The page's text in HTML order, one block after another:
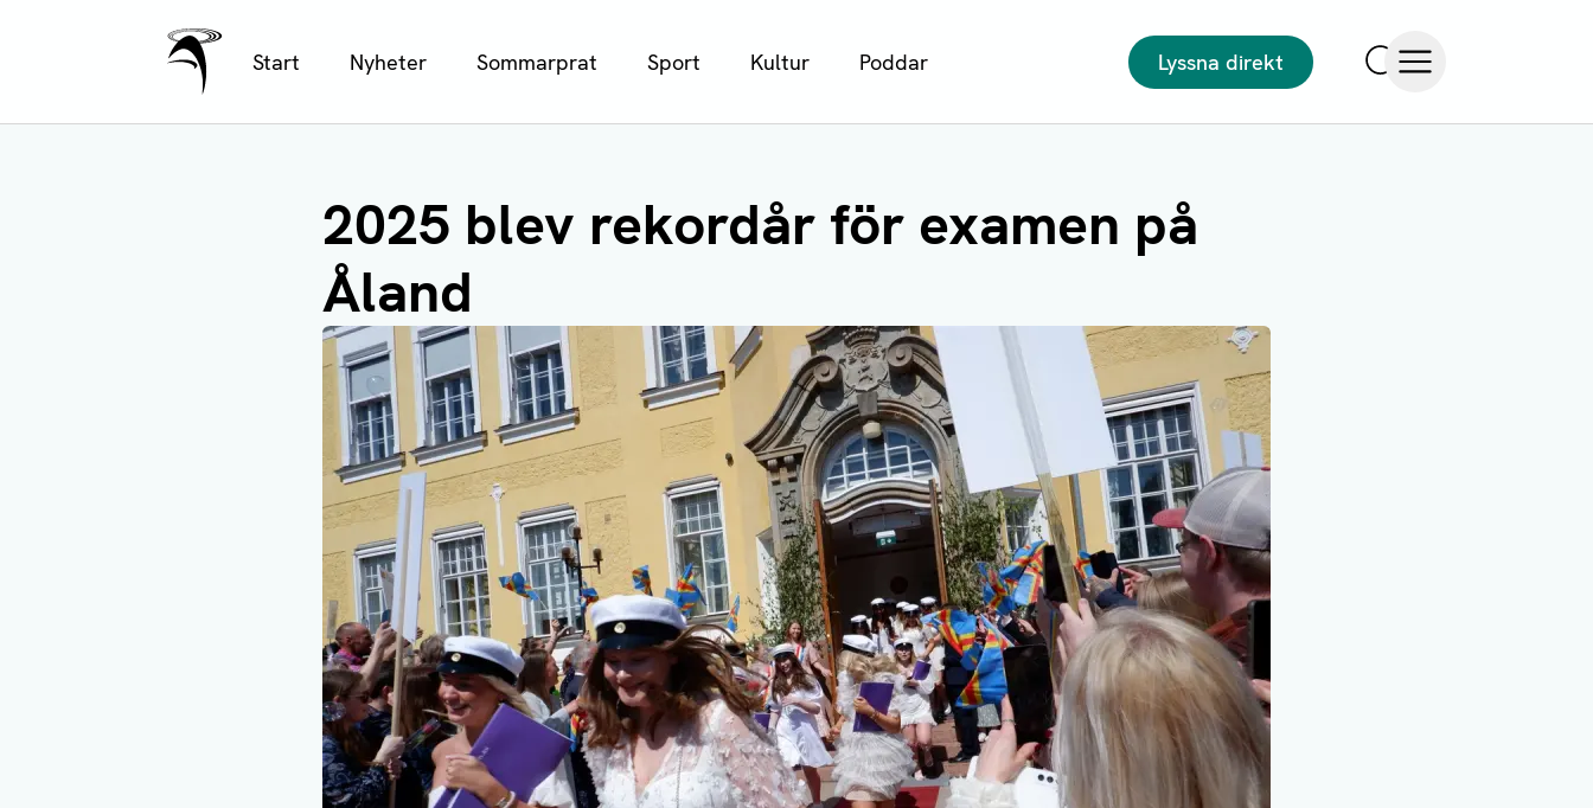
Ålands Radio & TV
Start Nyheter Sommarprat Sport Kultur Poddar
Lyssna direkt
2025 blev rekordår för examen på
Åland